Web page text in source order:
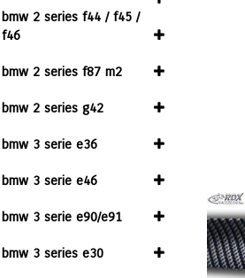
bmw 2 series f44 / f45 /
f46
bmw 2 series f87 m2
bmw 2 series g42
bmw 3 serie e36
bmw 3 serie e46
bmw 3 serie e90/e91
bmw 3 series e30